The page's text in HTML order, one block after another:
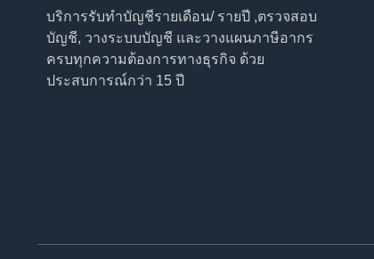
บริการรับทำบัญชีรายเดือน/ รายปี ,ตรวจสอบ
บัญชี, วางระบบบัญชี และวางแผนภาษีอากร
ครบทุกความต้องการทางธุรกิจ ด้วย
ประสบการณ์กว่า 15 ปี